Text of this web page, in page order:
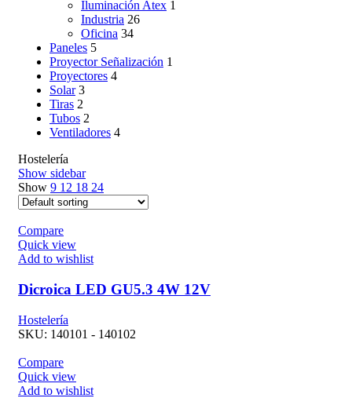
Iluminación Atex 1
Industria 26
Oficina 34
Paneles 5
Proyector Señalización 1
Proyectores 4
Solar 3
Tiras 2
Tubos 2
Ventiladores 4
Hostelería
Show sidebar
Show 9 12 18 24
Compare
Quick view
Add to wishlist
Dicroica LED GU5.3 4W 12V
Hostelería
SKU: 140101 - 140102
Compare
Quick view
Add to wishlist